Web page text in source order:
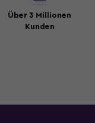
Über 3 Millionen
Kunden